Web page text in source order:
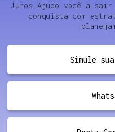
Juros Ajudo você a
conquista com
Simule